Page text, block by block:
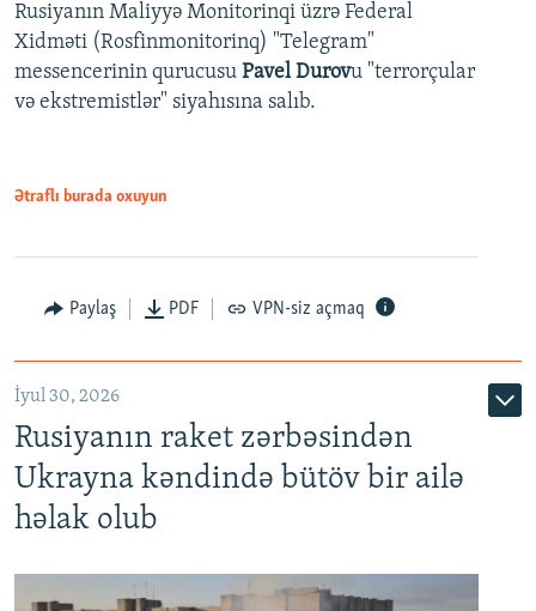
Rusiyanın Maliyyə Monitorinqi üzrə Federal
Xidməti (Rosfinmonitorinq) "Telegram"
messencerinin qurucusu Pavel Durovu "terrorçular
və ekstremistlər" siyahısına salıb.
Ətraflı burada oxuyun
Paylaş PDF VPN-siz açmaq
İyul 30, 2026
Rusiyanın raket zərbəsindən
Ukrayna kəndində bütöv bir ailə
həlak olub